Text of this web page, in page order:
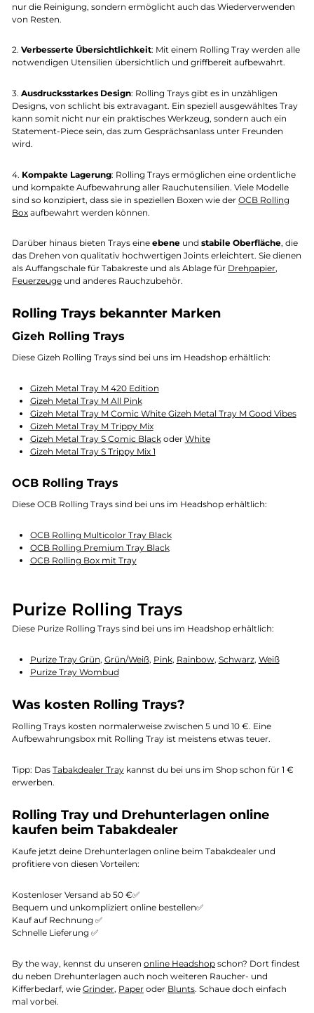
nur die Reinigung, sondern ermöglicht auch das Wiederverwenden
von Resten.
2. Verbesserte Übersichtlichkeit: Mit einem Rolling Tray werden alle
notwendigen Utensilien übersichtlich und griffbereit aufbewahrt.
3. Ausdrucksstarkes Design: Rolling Trays gibt es in unzähligen
Designs, von schlicht bis extravagant. Ein speziell ausgewähltes Tray
kann somit nicht nur ein praktisches Werkzeug, sondern auch ein
Statement-Piece sein, das zum Gesprächsanlass unter Freunden
wird.
4. Kompakte Lagerung: Rolling Trays ermöglichen eine ordentliche
und kompakte Aufbewahrung aller Rauchutensilien. Viele Modelle
sind so konzipiert, dass sie in speziellen Boxen wie der OCB Rolling
Box aufbewahrt werden können.
Darüber hinaus bieten Trays eine ebene und stabile Oberfläche, die
das Drehen von qualitativ hochwertigen Joints erleichtert. Sie dienen
als Auffangschale für Tabakreste und als Ablage für Drehpapier,
Feuerzeuge und anderes Rauchzubehör.
Rolling Trays bekannter Marken
Gizeh Rolling Trays
Diese Gizeh Rolling Trays sind bei uns im Headshop erhältlich:
Gizeh Metal Tray M 420 Edition
Gizeh Metal Tray M All Pink
Gizeh Metal Tray M Comic White Gizeh Metal Tray M Good Vibes
Gizeh Metal Tray M Trippy Mix
Gizeh Metal Tray S Comic Blackoder White
Gizeh Metal Tray S Trippy Mix 1
OCB Rolling Trays
Diese OCB Rolling Trays sind bei uns im Headshop erhältlich:
OCB Rolling Multicolor Tray Black
OCB Rolling Premium Tray Black
OCB Rolling Box mit Tray
Purize Rolling Trays
Diese Purize Rolling Trays sind bei uns im Headshop erhältlich:
Purize Tray Grün, Grün/Weiß, Pink, Rainbow, Schwarz, Weiß
Purize Tray Wombud
Was kosten Rolling Trays?
Rolling Trays kosten normalerweise zwischen 5 und 10 €. Eine
Aufbewahrungsbox mit Rolling Tray ist meistens etwas teuer.
Tipp: Das Tabakdealer Tray kannst du bei uns im Shop schon für 1 €
erwerben.
Rolling Tray und Drehunterlagen online
kaufen beim Tabakdealer
Kaufe jetzt deine Drehunterlagen online beim Tabakdealer und
profitiere von diesen Vorteilen:
Kostenloser Versand ab 50 €✅
Bequem und unkompliziert online bestellen✅
Kauf auf Rechnung ✅
Schnelle Lieferung ✅
By the way, kennst du unseren online Headshop schon? Dort findest
du neben Drehunterlagen auch noch weiteren Raucher- und
Kifferbedarf, wie Grinder, Paper oder Blunts. Schaue doch einfach
mal vorbei.